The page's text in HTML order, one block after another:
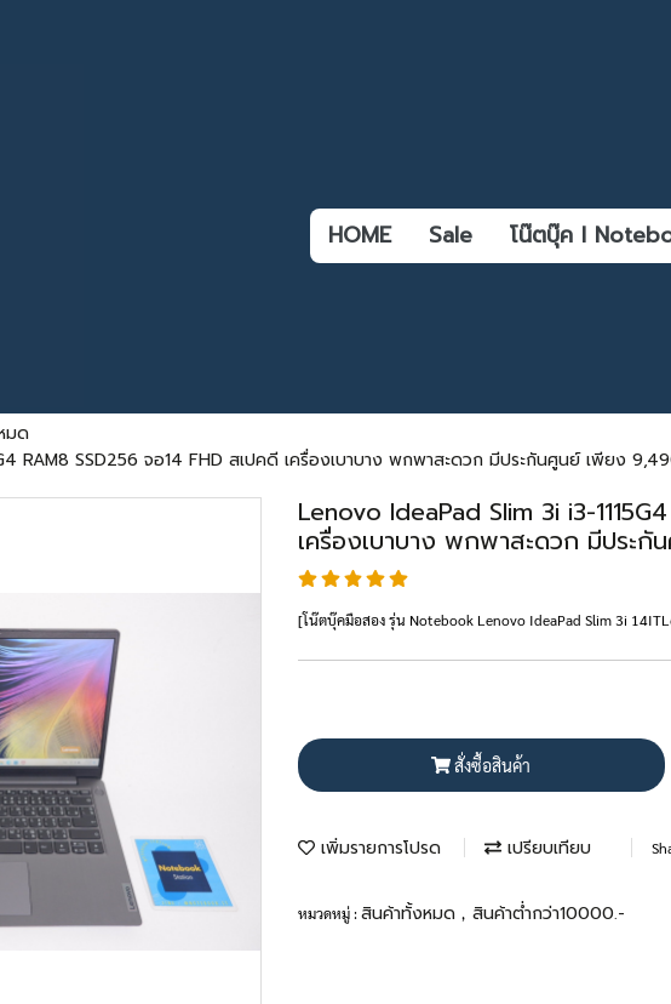
HOME Sale โน๊ตบุ๊ค l
มด
RAM8 SSD256 จอ14 FHD สเปคดี เครื่องเบาบาง พกพาสะดวก มีประกันศูนย์ เพียง
Lenovo IdeaPad Slim 3i i3-
เครื่องเบาบาง พกพาสะดวก มีประ
[โน๊ตบุ๊คมือสอง รุ่น Notebook Lenovo IdeaPad Slim 3i
สั่งซื้อสินค้า
เพิ่มรายการโปรด เปรียบเทียบ
หมวดหมู่ :สินค้าทั้งหมด , สินค้าต่ำกว่า10000.-